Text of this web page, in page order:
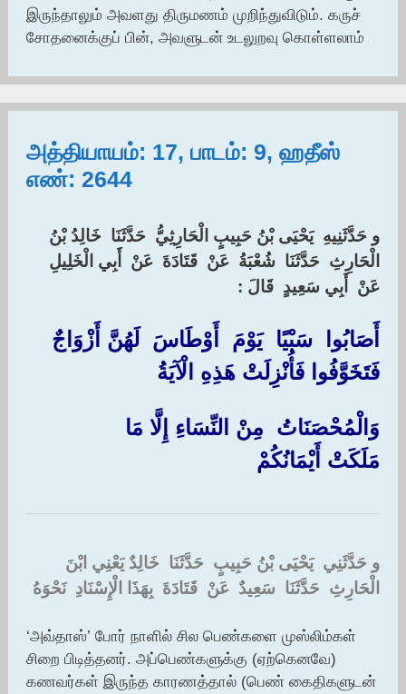
இருந்தாலும் அவளது திருமணம் முறிந்துவிடும். கருச்
சோதனைக்குப் பின், அவளுடன் உடலுறவு கொள்ளலாம்
அத்தியாயம்: 17, பாடம்: 9, ஹதீஸ்
எண்: 2644
‏و حَدَّثَنِيهِ ‏ ‏يَحْيَى بْنُ حَبِيبٍ الْحَارِثِيُّ ‏ ‏حَدَّثَنَا ‏ ‏خَالِدُ بْنُ
الْحَارِثِ ‏ ‏حَدَّثَنَا ‏ ‏شُعْبَةُ ‏ ‏عَنْ ‏ ‏قَتَادَةَ ‏ ‏عَنْ ‏ ‏أَبِي الْخَلِيلِ ‏
‏عَنْ ‏ ‏أَبِي سَعِيدٍ ‏ ‏قَالَ : ‏
أَصَابُوا ‏ ‏سَبْيًا ‏ ‏يَوْمَ ‏ ‏أَوْطَاسَ ‏ ‏لَهُنَّ أَزْوَاجٌ
فَتَخَوَّفُوا فَأُنْزِلَتْ هَذِهِ الْآيَةُ ‏
مَلَكَتْ أَيْمَانُكُمْ
و حَدَّثَنِي ‏ ‏يَحْيَى بْنُ حَبِيبٍ ‏ ‏حَدَّثَنَا ‏ ‏خَالِدٌ يَعْنِي ابْنَ
الْحَارِثِ ‏ ‏حَدَّثَنَا ‏ ‏سَعِيدٌ ‏ ‏عَنْ ‏ ‏قَتَادَةَ ‏ ‏بِهَذَا الْإِسْنَادِ ‏ ‏نَحْوَهُ
‘அவ்தாஸ்’ போர் நாளில் சில பெண்களை முஸ்லிம்கள்
சிறை பிடித்தனர். அப்பெண்களுக்கு (ஏற்கெனவே)
கணவர்கள் இருந்த காரணத்தால் (பெண் கைதிகளுடன்